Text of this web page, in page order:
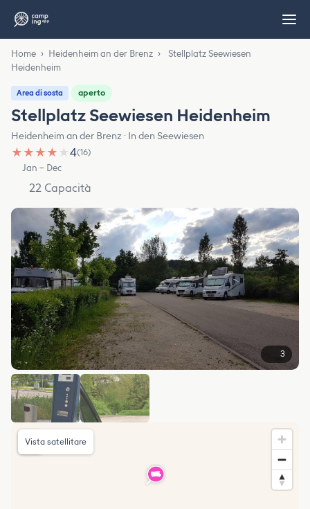
Home › Heidenheim an der Brenz ›
Stellplatz Seewiesen
Heidenheim
Area di sosta aperto
Stellplatz Seewiesen Heidenheim
Heidenheim an der Brenz · In den Seewiesen
★ ★ ★ ★ ★4(16)
Jan – Dec
22 Capacità
3
Vista satellitare